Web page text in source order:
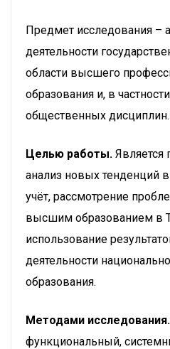
Предмет исследования –
деятельности
области высшего
образования и, в
общественных дисциплин.
Целью работы. Является
анализ новых тенденций
учёт, рассмотрение
высшим образованием в
использование
деятельности
образования.
Методами исследования.
функциональный,